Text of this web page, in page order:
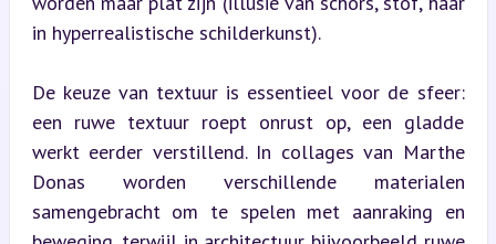
in hyperrealistische schilderkunst).
De keuze van textuur is essentieel voor de sfeer:
een ruwe textuur roept onrust op, een gladde
werkt eerder verstillend. In collages van Marthe
Donas worden verschillende materialen
samengebracht om te spelen met aanraking en